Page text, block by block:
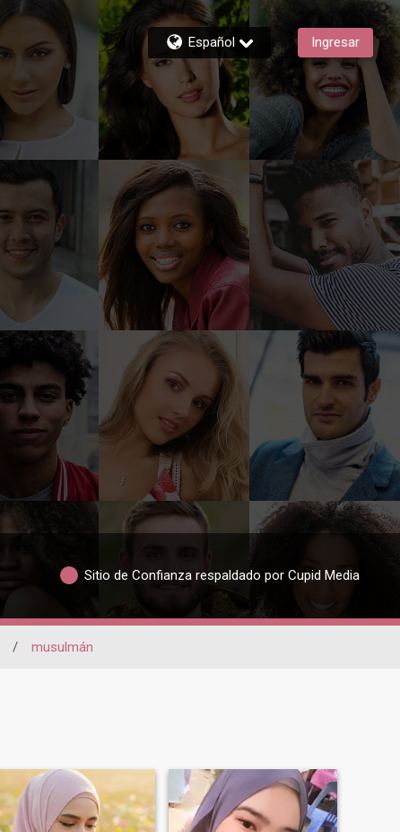
Español Ingresar
Sitio de Confianza respaldado por Cupid Media
/ musulmán